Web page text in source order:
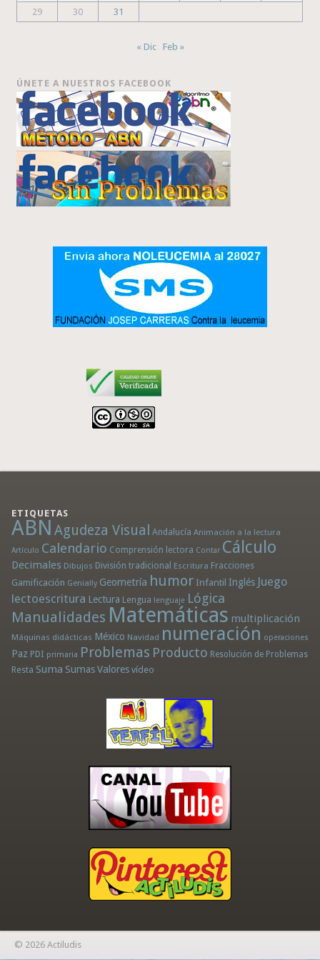
29
30 31
« Dic Feb »
ÚNETE A NUESTROS FACEBOOK
ETIQUETAS
ABN Agudeza Visual Andalucía Animación a la lectura
Artículo Calendario Comprensión lectora Contar Cálculo
Decimales Dibujos División tradicional Escritura Fracciones
Gamificación Genially Geometría humor Infantil Inglés Juego
lectoescritura Lectura Lengua lenguaje Lógica
Manualidades Matemáticas multiplicación
Máquinas didácticas México Navidad numeración operaciones
Paz PDI primaria Problemas Producto Resolución de Problemas
Resta Suma Sumas Valores vídeo
© 2026 Actiludis